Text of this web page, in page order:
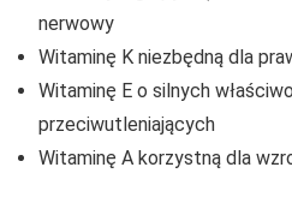
nerwowy
Witaminę K niezbędną dla
Witaminę E o silnych
przeciwutleniających
Witaminę A korzystną dla